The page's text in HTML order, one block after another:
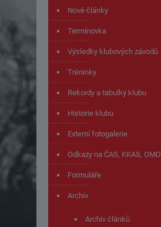
Nové články
Termínovka
Výsledky klubových závodů
Tréninky
Rekordy a tabulky klubu
Historie klubu
Externí fotogalerie
Odkazy na ČAS, KKAS, OMD
Formuláře
Archiv
Archiv článků